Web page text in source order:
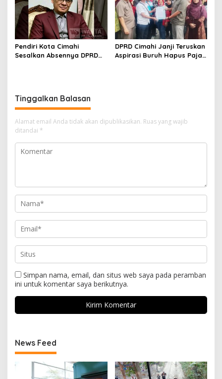
Pendiri Kota Cimahi
Sesalkan Absennya DPRD
DPRD Cimahi Janji Teruskan
Aspirasi Buruh Hapus Pajak
Tinggalkan Balasan
Alamat email Anda tidak akan dipublikasikan. Ruas yang wajib
ditandai *
Simpan nama, email, dan situs web saya pada peramban
ini untuk komentar saya berikutnya.
News Feed